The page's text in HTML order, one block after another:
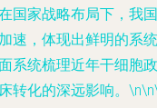
国家战略布局下，我国
速，体现出鲜明的系统
系统梳理近年干细胞政
转化的深远影响。